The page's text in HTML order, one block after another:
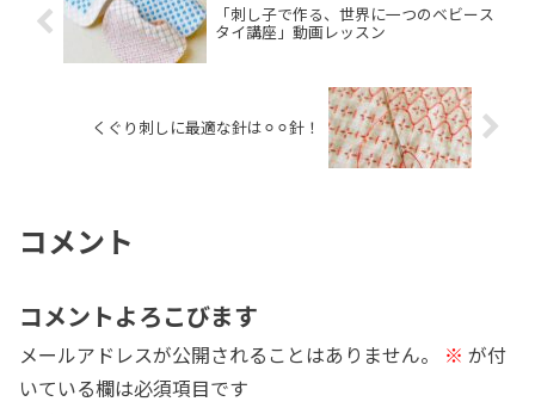
「刺し子で作る、世界に一つのベビース
タイ講座」動画レッスン
くぐり刺しに最適な針は⚪︎⚪︎針！
コメント
コメントよろこびます
メールアドレスが公開されることはありません。 ※ が付
いている欄は必須項目です